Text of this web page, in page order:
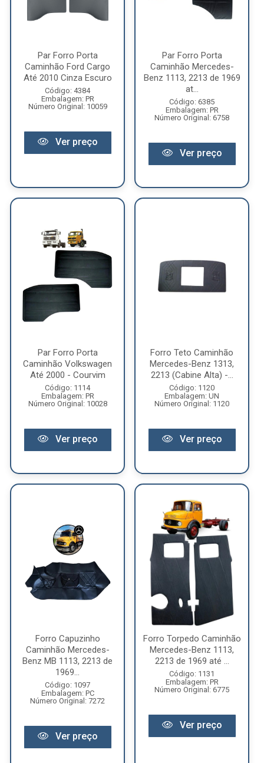
Par Forro Porta
Caminhão Ford Cargo
Até 2010 Cinza Escuro
Código: 4384
Embalagem: PR
Número Original: 10059
Ver preço
Par Forro Porta
Caminhão Mercedes-
Benz 1113, 2213 de 1969
at...
Código: 6385
Embalagem: PR
Número Original: 6758
Ver preço
Par Forro Porta
Caminhão Volkswagen
Até 2000 - Courvim
Código: 1114
Embalagem: PR
Número Original: 10028
Ver preço
Forro Teto Caminhão
Mercedes-Benz 1313,
2213 (Cabine Alta) -...
Código: 1120
Embalagem: UN
Número Original: 1120
Ver preço
Forro Capuzinho
Caminhão Mercedes-
Benz MB 1113, 2213 de
1969...
Código: 1097
Embalagem: PC
Número Original: 7272
Ver preço
Forro Torpedo Caminhão
Mercedes-Benz 1113,
2213 de 1969 até ...
Código: 1131
Embalagem: PR
Número Original: 6775
Ver preço